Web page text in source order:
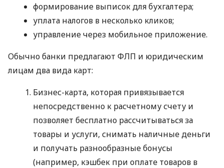
формирование выписок для бухгалтера;
уплата налогов в несколько кликов;
управление через мобильное приложение.
Обычно банки предлагают ФЛП и юридическим
лицам два вида карт:
Бизнес-карта, которая привязывается
непосредственно к расчетному счету и
позволяет бесплатно рассчитываться за
товары и услуги, снимать наличные деньги
и получать разнообразные бонусы
(например, кэшбек при оплате товаров в